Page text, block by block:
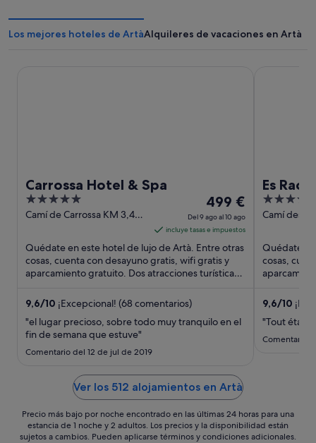
Los mejores hoteles de ArtàAlquileres de vacaciones en Artà
Carrossa Hotel & Spa
5
out
5
Camí de Carrossa KM 3,4
El
precio
es
de
499 €
por
9
ago
499 €
Del 9 ago al 10 ago
incluye tasas e impuestos
Quédate en este hotel de lujo de Artà. Entre otras
cosas, cuenta con desayuno gratis, wifi gratis y
aparcamiento gratuito. Dos atracciones turísticas
9,6/10 ¡Excepcional! (68 comentarios)
"el lugar precioso, sobre todo muy tranquilo en el
fin de semana que estuve"
Comentario del 12 de jul de 2019
Es
Design
5
out
5
Camí des
Quédate
cosas,
9,6/10
"Tout était
Comentario
Ver los 512 alojamientos en Artà
Precio más bajo por noche encontrado en las últimas 24 horas para una
estancia de 1 noche y 2 adultos. Los precios y la disponibilidad están
sujetos a cambios. Pueden aplicarse términos y condiciones adicionales.